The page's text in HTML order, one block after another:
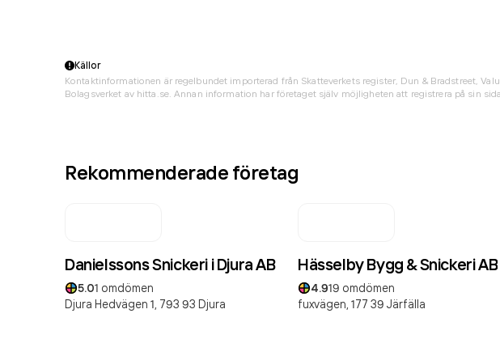
Källor
Kontaktinformationen är regelbundet importerad från Skatteverkets register, Dun & Bradstreet,
Bolagsverket av hitta.se. Annan information har företaget själv möjligheten att registrera på sin
Rekommenderade företag
Danielssons Snickeri i Djura AB
5.01 omdömen
Djura Hedvägen 1, 793 93 Djura
Hässelby Bygg & Snickeri AB
4.919 omdömen
fuxvägen, 177 39 Järfälla